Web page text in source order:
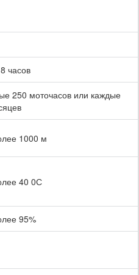
часов
250 моточасов или каждые
1000 м
40 0С
95%